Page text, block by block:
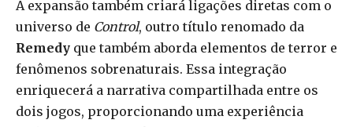
A expansão também criará ligações diretas com o
universo de Control, outro título renomado da
Remedy que também aborda elementos de terror e
fenômenos sobrenaturais. Essa integração
enriquecerá a narrativa compartilhada entre os
dois jogos, proporcionando uma experiência